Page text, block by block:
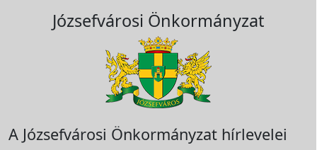
Józsefvárosi Önkormányzat
A Józsefvárosi Önkormányzat hírlevelei